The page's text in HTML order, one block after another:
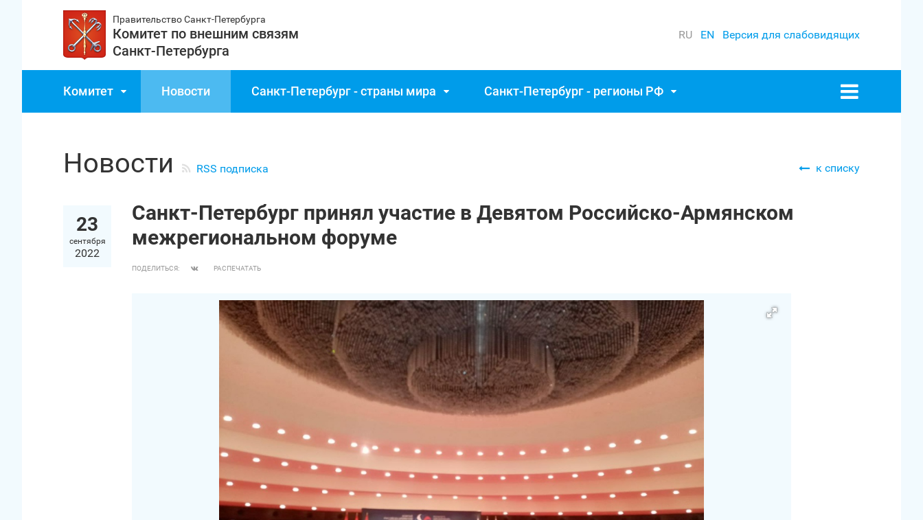
Правительство Санкт‑Петербурга
Комитет по внешним связям
Санкт‑Петербурга
RU EN Версия для слабовидящих
Комитет Новости Санкт‑Петербург - страны мира Санкт‑Петербург - регионы РФ
к списку
Новости RSS подписка
23
сентября
2022
Санкт‑Петербург принял участие в Девятом Российско-Армянском
межрегиональном форуме
ПОДЕЛИТЬСЯ: РАСПЕЧАТАТЬ